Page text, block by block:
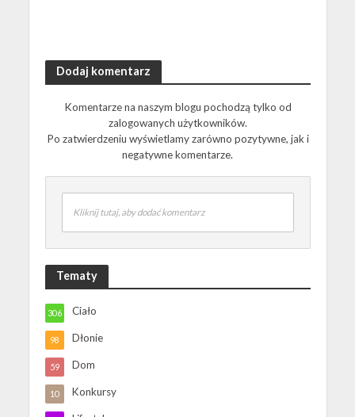
Dodaj komentarz
Komentarze na naszym blogu pochodzą tylko od
zalogowanych użytkowników.
Po zatwierdzeniu wyświetlamy zarówno pozytywne, jak i
negatywne komentarze.
Kliknij tutaj, aby dodać komentarz
Tematy
Ciało
306
Dłonie
98
Dom
59
Konkursy
10